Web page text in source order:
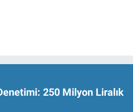
250 Milyon Liralık